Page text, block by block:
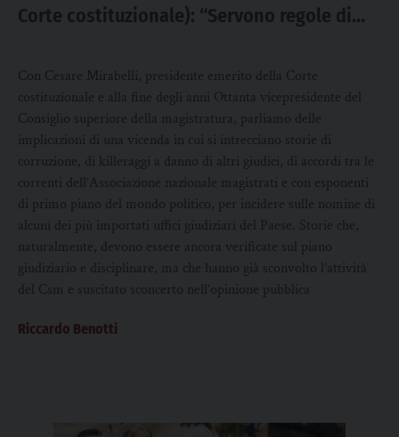
Corte costituzionale): “Servono regole di
Con Cesare Mirabelli, presidente emerito della Corte
costituzionale e alla fine degli anni Ottanta vicepresidente del
Consiglio superiore della magistratura, parliamo delle
implicazioni di una vicenda in cui si intrecciano storie di
corruzione, di killeraggi a danno di altri giudici, di accordi tra le
correnti dell’Associazione nazionale magistrati e con esponenti
di primo piano del mondo politico, per incidere sulle nomine di
alcuni dei più importati uffici giudiziari del Paese. Storie che,
naturalmente, devono essere ancora verificate sul piano
giudiziario e disciplinare, ma che hanno già sconvolto l’attività
del Csm e suscitato sconcerto nell’opinione pubblica
Riccardo Benotti